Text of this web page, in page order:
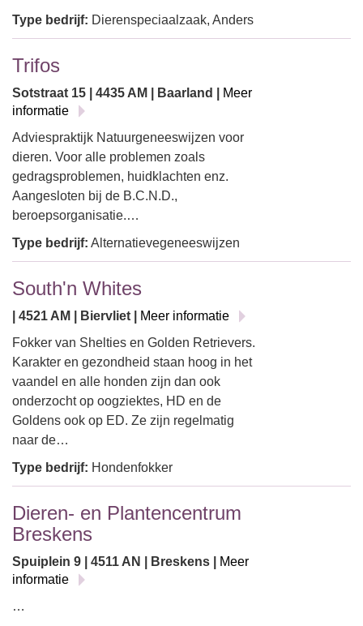
Type bedrijf: Dierenspeciaalzaak, Anders
Trifos
Sotstraat 15 | 4435 AM | Baarland |
Meer
informatie
Adviespraktijk Natuurgeneeswijzen voor
dieren. Voor alle problemen zoals
gedragsproblemen, huidklachten enz.
Aangesloten bij de B.C.N.D.,
beroepsorganisatie.…
Type bedrijf: Alternatievegeneeswijzen
South'n Whites
| 4521 AM | Biervliet |
Meer informatie
Fokker van Shelties en Golden Retrievers.
Karakter en gezondheid staan hoog in het
vaandel en alle honden zijn dan ook
onderzocht op oogziektes, HD en de
Goldens ook op ED. Ze zijn regelmatig
naar de…
Type bedrijf: Hondenfokker
Dieren- en Plantencentrum
Breskens
Spuiplein 9 | 4511 AN | Breskens |
Meer
informatie
…